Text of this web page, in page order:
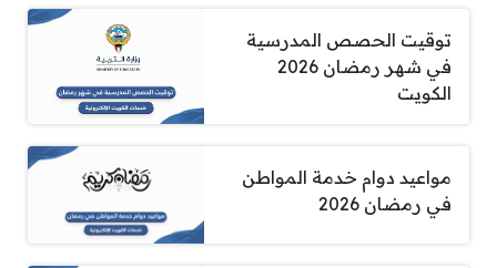
توقيت الحصص المدرسية
في شهر رمضان 2026
الكويت
مواعيد دوام خدمة المواطن
في رمضان 2026